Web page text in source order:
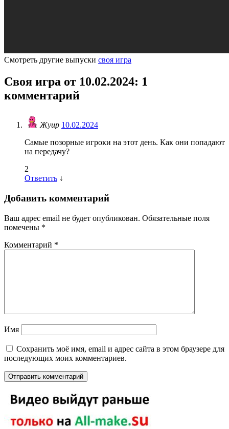
Смотреть другие выпуски своя игра
Своя игра от 10.02.2024: 1
комментарий
Жуир 10.02.2024
Самые позорные игроки на этот день. Как они попадают
на передачу?
2
Ответить ↓
Добавить комментарий
Ваш адрес email не будет опубликован. Обязательные поля
помечены *
Комментарий *
Имя
Сохранить моё имя, email и адрес сайта в этом браузере для
последующих моих комментариев.